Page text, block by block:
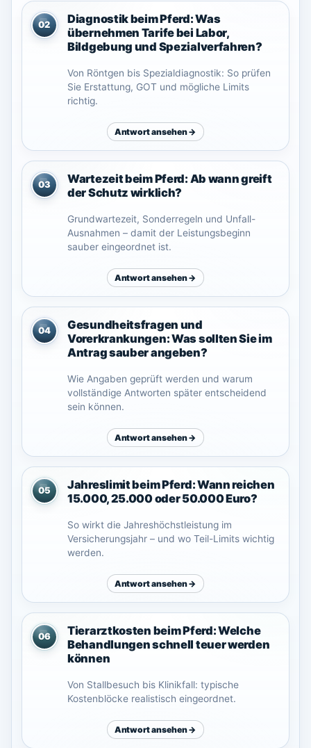
02
Diagnostik beim Pferd: Was
übernehmen Tarife bei Labor,
Bildgebung und Spezialverfahren?
Von Röntgen bis Spezialdiagnostik: So prüfen
Sie Erstattung, GOT und mögliche Limits
richtig.
Antwort ansehen →
03
Wartezeit beim Pferd: Ab wann greift
der Schutz wirklich?
Grundwartezeit, Sonderregeln und Unfall-
Ausnahmen – damit der Leistungsbeginn
sauber eingeordnet ist.
Antwort ansehen →
04
Gesundheitsfragen und
Vorerkrankungen: Was sollten Sie im
Antrag sauber angeben?
Wie Angaben geprüft werden und warum
vollständige Antworten später entscheidend
sein können.
Antwort ansehen →
05
Jahreslimit beim Pferd: Wann reichen
15.000, 25.000 oder 50.000 Euro?
So wirkt die Jahreshöchstleistung im
Versicherungsjahr – und wo Teil-Limits wichtig
werden.
Antwort ansehen →
06
Tierarztkosten beim Pferd: Welche
Behandlungen schnell teuer werden
können
Von Stallbesuch bis Klinikfall: typische
Kostenblöcke realistisch eingeordnet.
Antwort ansehen →